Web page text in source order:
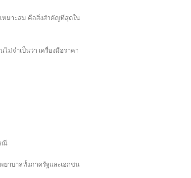
เหมาะสม คือสิ่งสำคัญที่สุดใน
ม่จำเป็นว่า เครื่องมือราคา
ณี
ยาบาลทั้งภาครัฐและเอกชน